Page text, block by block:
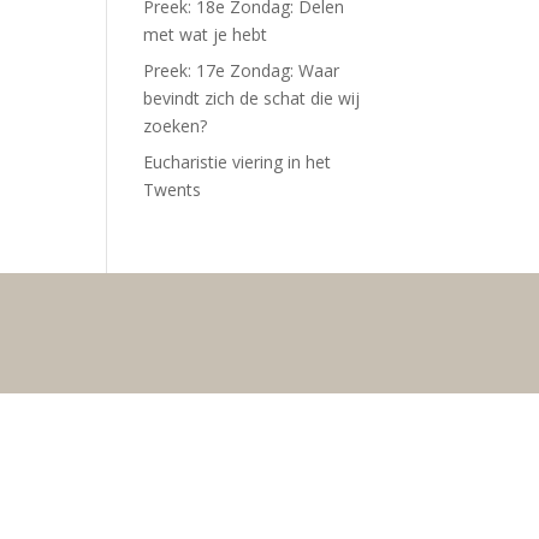
Preek: 18e Zondag: Delen
met wat je hebt
Preek: 17e Zondag: Waar
bevindt zich de schat die wij
zoeken?
Eucharistie viering in het
Twents